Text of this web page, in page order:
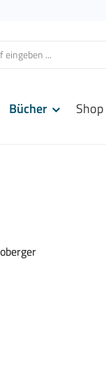
Bücher Shop